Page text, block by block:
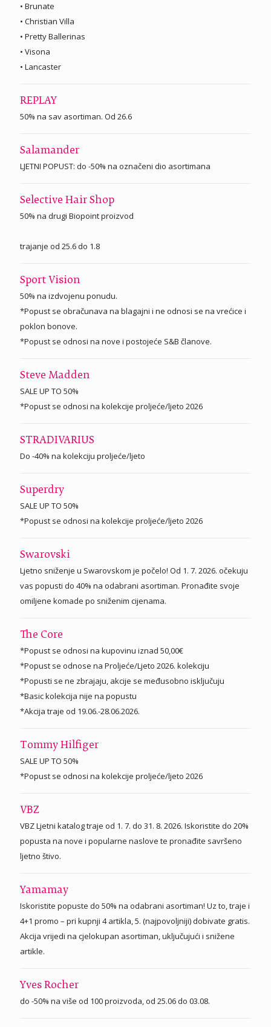
• Brunate
• Christian Villa
• Pretty Ballerinas
• Visona
• Lancaster
REPLAY
50% na sav asortiman. Od 26.6
Salamander
LJETNI POPUST: do -50% na označeni dio asortimana
Selective Hair Shop
50% na drugi Biopoint proizvod
trajanje od 25.6 do 1.8
Sport Vision
50% na izdvojenu ponudu.
*Popust se obračunava na blagajni i ne odnosi se na vrećice i
poklon bonove.
*Popust se odnosi na nove i postojeće S&B članove.
Steve Madden
SALE UP TO 50%
*Popust se odnosi na kolekcije proljeće/ljeto 2026
STRADIVARIUS
Do -40% na kolekciju proljeće/ljeto
Superdry
SALE UP TO 50%
*Popust se odnosi na kolekcije proljeće/ljeto 2026
Swarovski
Ljetno sniženje u Swarovskom je počelo! Od 1. 7. 2026. očekuju
vas popusti do 40% na odabrani asortiman. Pronađite svoje
omiljene komade po sniženim cijenama.
The Core
*Popust se odnosi na kupovinu iznad 50,00€
*Popust se odnose na Proljeće/Ljeto 2026. kolekciju
*Popusti se ne zbrajaju, akcije se međusobno isključuju
*Basic kolekcija nije na popustu
*Akcija traje od 19.06.-28.06.2026.
Tommy Hilfiger
SALE UP TO 50%
*Popust se odnosi na kolekcije proljeće/ljeto 2026
VBZ
VBZ Ljetni katalog traje od 1. 7. do 31. 8. 2026. Iskoristite do 20%
popusta na nove i popularne naslove te pronađite savršeno
ljetno štivo.
Yamamay
Iskoristite popuste do 50% na odabrani asortiman! Uz to, traje i
4+1 promo – pri kupnji 4 artikla, 5. (najpovoljniji) dobivate gratis.
Akcija vrijedi na cjelokupan asortiman, uključujući i snižene
artikle.
Yves Rocher
do -50% na više od 100 proizvoda, od 25.06 do 03.08.